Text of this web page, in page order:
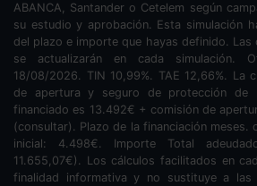
ABANCA, Santander o Cetelem según
su estudio y aprobación. Esta simulación
del plazo e importe que hayas definido. Las
se actualizarán en cada simulación.
18/08/2026. TIN 10,99%. TAE 12,66%. La
de apertura y seguro de protección de
financiado es 13.492€ + comisión de
(consultar). Plazo de la financiación meses.
inicial: 4.498€. Importe Total
11.655,07€). Los cálculos facilitados en
finalidad informativa y no sustituye a las